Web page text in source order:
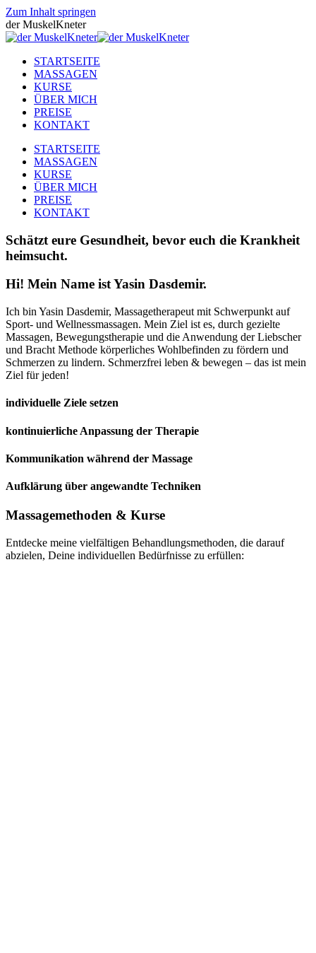
Zum Inhalt springen
der MuskelKneter
STARTSEITE
MASSAGEN
KURSE
ÜBER MICH
PREISE
KONTAKT
STARTSEITE
MASSAGEN
KURSE
ÜBER MICH
PREISE
KONTAKT
Schätzt eure Gesundheit, bevor euch die Krankheit
heimsucht.
Hi! Mein Name ist Yasin Dasdemir.
Ich bin Yasin Dasdemir, Massagetherapeut mit Schwerpunkt auf
Sport- und Wellnessmassagen. Mein Ziel ist es, durch gezielte
Massagen, Bewegungstherapie und die Anwendung der Liebscher
und Bracht Methode körperliches Wohlbefinden zu fördern und
Schmerzen zu lindern. Schmerzfrei leben & bewegen – das ist mein
Ziel für jeden!
individuelle Ziele setzen
kontinuierliche Anpassung der Therapie
Kommunikation während der Massage
Aufklärung über angewandte Techniken
Massagemethoden & Kurse
Entdecke meine vielfältigen Behandlungsmethoden, die darauf
abzielen, Deine individuellen Bedürfnisse zu erfüllen: